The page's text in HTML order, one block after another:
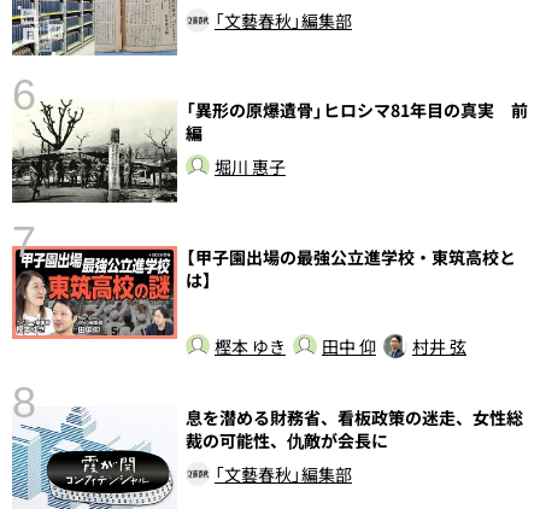
「文藝春秋」編集部
6
「異形の原爆遺骨」ヒロシマ81年目の真実 前
編
堀川 惠子
7
【甲子園出場の最強公立進学校・東筑高校と
は】
樫本 ゆき 田中 仰 村井 弦
8
息を潜める財務省、看板政策の迷走、女性総
裁の可能性、仇敵が会長に
「文藝春秋」編集部